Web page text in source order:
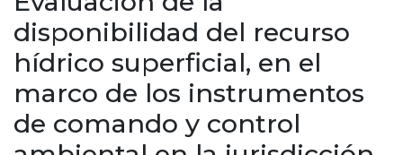
Statistics
disponibilidad del recurso
hídrico superficial, en el
marco de los instrumentos
de comando y control